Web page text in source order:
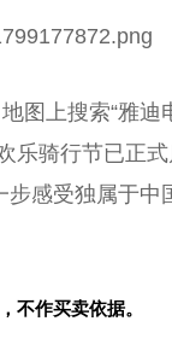
图上搜索“雅迪
乐骑行节已正
感受独属于
不作买卖依据。